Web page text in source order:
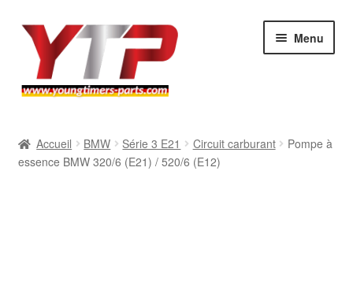
Aller
navigation
Aller
contenu
Menu
BMW
Accueil BMW Série 3 E21 Circuit carburant
Pompe à
essence BMW 320/6 (E21) / 520/6 (E12)